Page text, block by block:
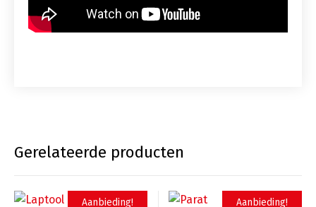
Gerelateerde producten
Aanbieding! Aanbieding!